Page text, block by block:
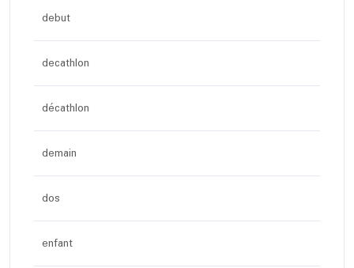
debut
decathlon
décathlon
demain
dos
enfant